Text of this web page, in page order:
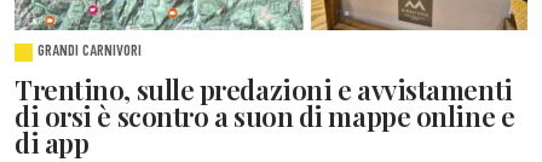
GRANDI CARNIVORI
Trentino, sulle predazioni e avvistamenti
di orsi è scontro a suon di mappe online e
di app